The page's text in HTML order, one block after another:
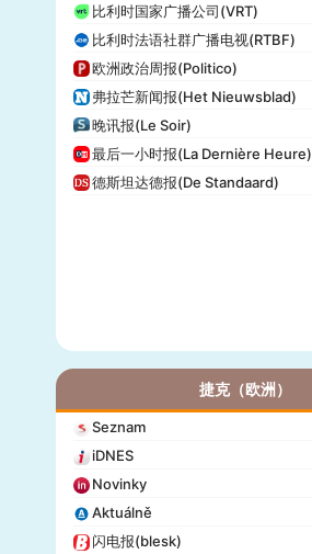
比利时国家广播公司(VRT)
比利时法语社群广播电视(RTBF)
欧洲政治周报(Politico)
弗拉芒新闻报(Het Nieuwsblad)
晚讯报(Le Soir)
最后一小时报(La Dernière Heure)
德斯坦达德报(De Standaard)
捷克（欧洲）
Seznam
iDNES
Novinky
Aktuálně
闪电报(blesk)